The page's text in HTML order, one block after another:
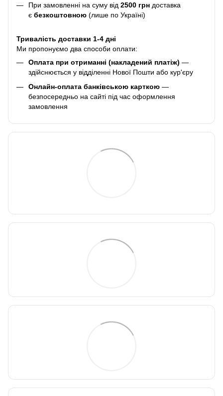
При замовленні на суму від 2500 грн доставка
є безкоштовною (лише по Україні)
Тривалість доставки 1-4 дні
Ми пропонуємо два способи оплати:
Оплата при отриманні (накладений платіж) —
здійснюється у відділенні Нової Пошти або кур'єру
Онлайн-оплата банківською карткою —
безпосередньо на сайті під час оформлення
замовлення